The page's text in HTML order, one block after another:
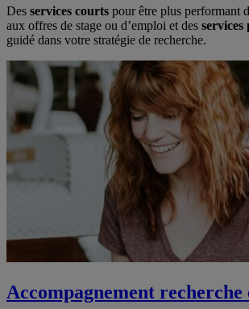
Des services courts pour être plus performant
aux offres de stage ou d’emploi et des services
guidé dans votre stratégie de recherche.
Accompagnement recherche